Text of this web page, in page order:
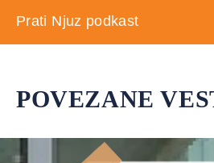
Prati Njuz podkast
POVEZANE